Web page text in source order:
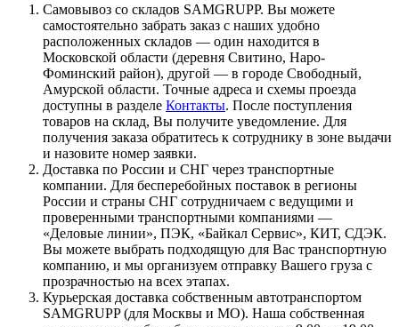
Самовывоз со складов SAMGRUPP. Вы можете
самостоятельно забрать заказ с наших удобно
расположенных складов — один находится в
Московской области (деревня Свитино, Наро-
Фоминский район), другой — в городе Свободный,
Амурской области. Точные адреса и схемы проезда
доступны в разделе Контакты. После поступления
товаров на склад, Вы получите уведомление. Для
получения заказа обратитесь к сотруднику в зоне выдачи
и назовите номер заявки.
Доставка по России и СНГ через транспортные
компании. Для бесперебойных поставок в регионы
России и страны СНГ сотрудничаем с ведущими и
проверенными транспортными компаниями —
«Деловые линии», ПЭК, «Байкал Сервис», КИТ, СДЭК.
Вы можете выбрать подходящую для Вас транспортную
компанию, и мы организуем отправку Вашего груза с
прозрачностью на всех этапах.
Курьерская доставка собственным автотранспортом
SAMGRUPP (для Москвы и МО). Наша собственная